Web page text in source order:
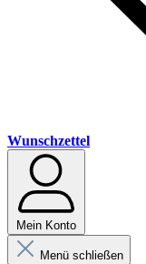
Wunschzettel
Mein Konto
Menü schließen